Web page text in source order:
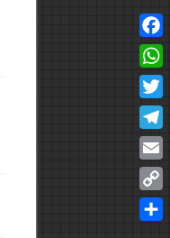
Copy
Link